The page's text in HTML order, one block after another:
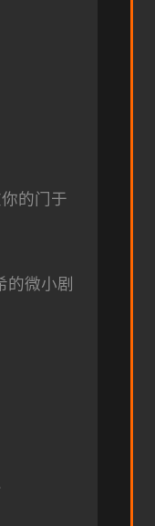
的门于
的微小剧